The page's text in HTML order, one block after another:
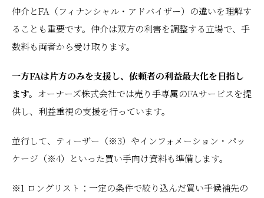
仲介とFA（フィナンシャル・アドバイザー）の違いを理解す
ることも重要です。仲介は双方の利害を調整する立場で、手
数料も両者から受け取ります。
一方FAは片方のみを支援し、依頼者の利益最大化を目指し
ます。 オーナーズ株式会社では売り手専属のFAサービスを提
供し、利益重視の支援を行っています。
並行して、ティーザー（※3）やインフォメーション・パッ
ケージ（※4）といった買い手向け資料も準備します。
※1 ロングリスト：一定の条件で絞り込んだ買い手候補先の